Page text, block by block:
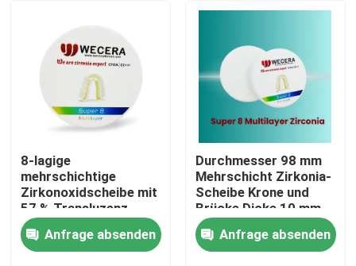
Zu Hause
Produkte
8-lagige
mehrschichtige
Zirkonoxidscheibe mit
57 % Transluzenz,
geeignet für
Zahnprothesen und
Restaurierungsanforderungen
Anfrage absenden
Durchmesser 98 mm
Mehrschicht Zirkonia-
Scheibe Krone und
Brücke Dicke 10 mm
12 mm 14 mm 16 mm
18 mm 20 mm 22 mm
25 mm Zahnscheibe
Anfrage absenden